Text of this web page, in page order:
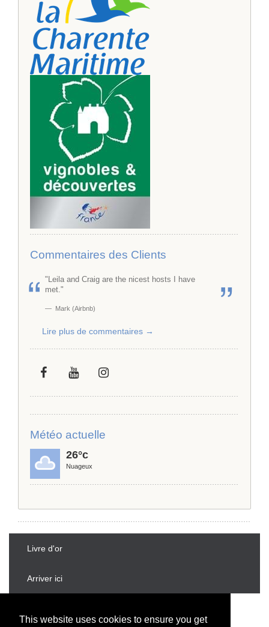
This website uses cookies to ensure you get
Commentaires des Clients
"Leila and Craig are the nicest hosts I have
met."
Mark (Airbnb)
Lire plus de commentaires →
Météo actuelle
26°c
Nuageux
Livre d'or
Arriver ici